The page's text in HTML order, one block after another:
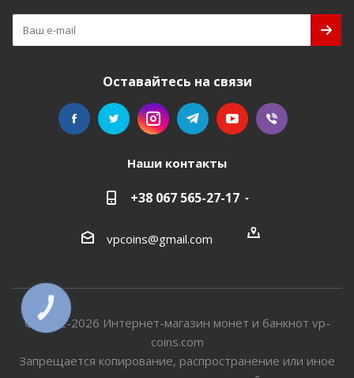
Оставайтесь на связи
Наши контакты
+38 067 565-27-17
vpcoins@gmail.com
© 2012-2026 Интернет-магазин монет и банкнот vp-
coins.com
Запрещается копирование, распространение или иное
КНОПКА
СВЯЗИ